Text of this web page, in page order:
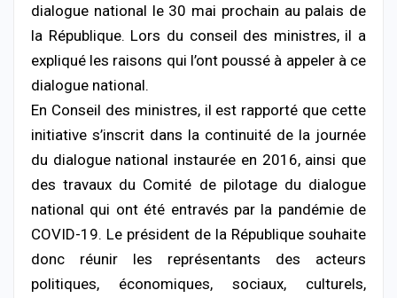
dialogue national le 30 mai prochain au palais de
la République. Lors du conseil des ministres, il a
expliqué les raisons qui l’ont poussé à appeler à ce
dialogue national.
En Conseil des ministres, il est rapporté que cette
initiative s’inscrit dans la continuité de la journée
du dialogue national instaurée en 2016, ainsi que
des travaux du Comité de pilotage du dialogue
national qui ont été entravés par la pandémie de
COVID-19. Le président de la République souhaite
donc réunir les représentants des acteurs
politiques, économiques, sociaux, culturels,